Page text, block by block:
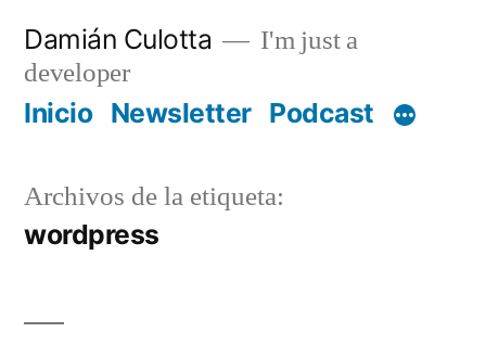
contenido
Damián Culotta
I'm just a
developer
Inicio Newsletter Podcast
Archivos de la etiqueta:
wordpress